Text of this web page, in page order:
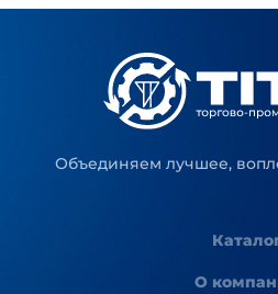
Объединяем лучшее,
О